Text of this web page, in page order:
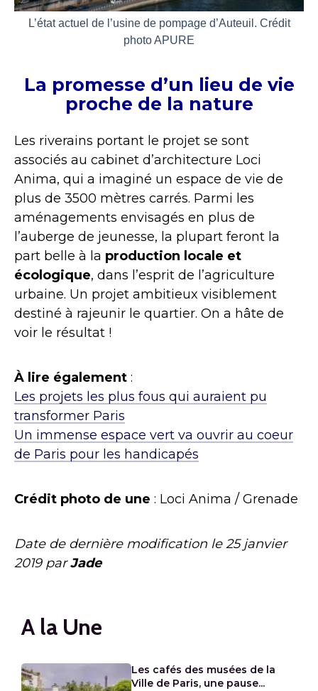
L’état actuel de l’usine de pompage d’Auteuil. Crédit
photo APURE
La promesse d’un lieu de vie
proche de la nature
Les riverains portant le projet se sont
associés au cabinet d’architecture Loci
Anima, qui a imaginé un espace de vie de
plus de 3500 mètres carrés. Parmi les
aménagements envisagés en plus de
l’auberge de jeunesse, la plupart feront la
part belle à la production locale et
écologique, dans l’esprit de l’agriculture
urbaine. Un projet ambitieux visiblement
destiné à rajeunir le quartier. On a hâte de
voir le résultat !
À lire également :
Les projets les plus fous qui auraient pu
transformer Paris
Un immense espace vert va ouvrir au coeur
de Paris pour les handicapés
Crédit photo de une : Loci Anima / Grenade
Date de dernière modification le25 janvier
2019 parJade
A la Une
Les cafés des musées de la
Ville de Paris, une pause...